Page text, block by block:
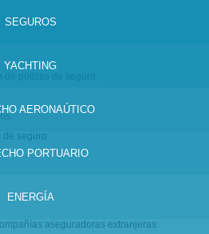
SEGUROS
seguro.
aseguradoras extranjeras.
YACHTING
AERONAÚTICO
PORTUARIO
ENERGÍA